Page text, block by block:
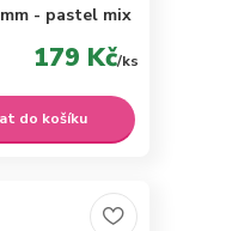
- pastel mix
179 Kč/ks
do košíku